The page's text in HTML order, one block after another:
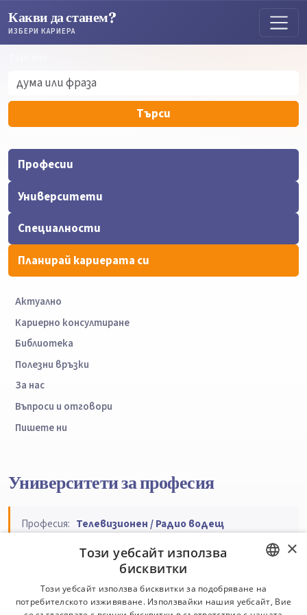
Какви да станем?
ИЗБЕРИ КАРИЕРА
Търси
Професии
Университети
Специалности
Планирай кариерата си
Актуално
Кариерно консултиране
Библиотека
Полезни връзки
За нас
Въпроси и отговори
Пишете ни
Университети за професия
Професия: Телевизионен / Радио водещ
Име Тип Регион
Специалности
BULGARIAN
ENGLISH
×
Този уебсайт използва
бисквитки
Този уебсайт използва бисквитки за подобряване на
потребителското изживяване. Използвайки нашия уебсайт, Вие